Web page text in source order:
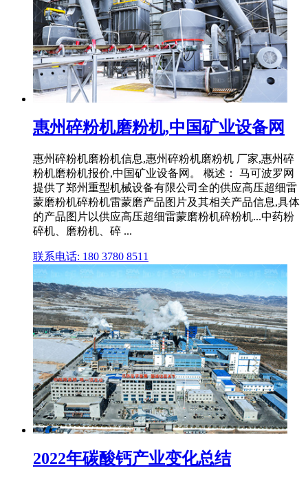
惠州碎粉机磨粉机,中国矿业设备网
惠州碎粉机磨粉机信息,惠州碎粉机磨粉机 厂家,惠州碎
粉机磨粉机报价,中国矿业设备网。 概述： 马可波罗网
提供了郑州重型机械设备有限公司全的供应高压超细雷
蒙磨粉机碎粉机雷蒙磨产品图片及其相关产品信息,具体
的产品图片以供应高压超细雷蒙磨粉机碎粉机...中药粉
碎机、磨粉机、碎 ...
联系电话: 180 3780 8511
2022年碳酸钙产业变化总结